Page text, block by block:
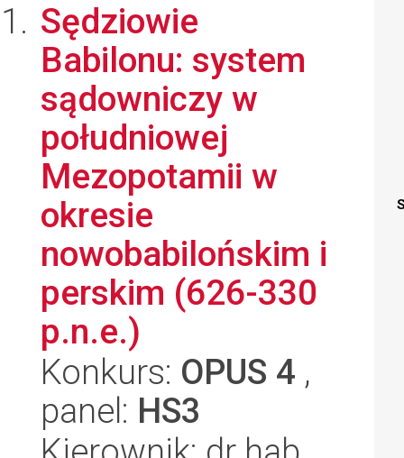
Sędziowie
Babilonu: system
sądowniczy w
południowej
Mezopotamii w
okresie
nowobabilońskim i
perskim (626-330
p.n.e.)
Konkurs: OPUS 4 ,
panel: HS3